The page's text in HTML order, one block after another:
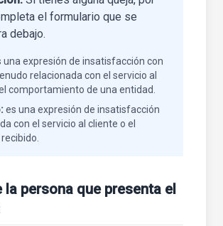
el formulario que se
debajo.
una expresión de insatisfacción con
relacionada con el servicio al
comportamiento de una entidad.
es una expresión de insatisfacción
con el servicio al cliente o el
la persona que presenta el